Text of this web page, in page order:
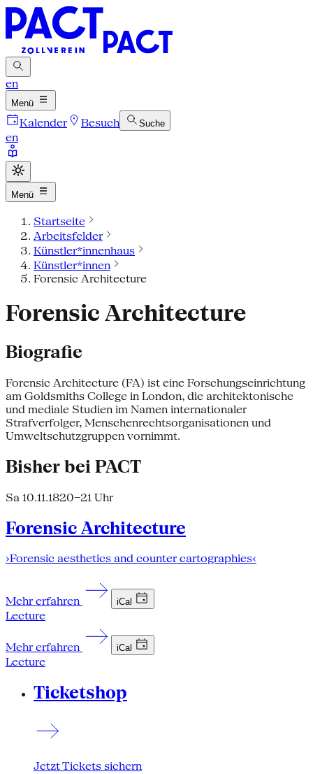
en
Menü
Kalender Besuch Suche
en
Menü
Startseite
Arbeitsfelder
Künstler*innenhaus
Künstler*innen
Forensic Architecture
Forensic Architecture
Biografie
Forensic Architecture (FA) ist eine Forschungseinrichtung
am Goldsmiths College in London, die architektonische
und mediale Studien im Namen internationaler
Strafverfolger, Menschenrechtsorganisationen und
Umweltschutzgruppen vornimmt.
Bisher bei PACT
Sa 10.11.1820–21 Uhr
Forensic Architecture
›Forensic aesthetics and counter cartographies‹
Mehr erfahren iCal
Lecture
Mehr erfahren iCal
Lecture
Ticketshop
Jetzt Tickets sichern